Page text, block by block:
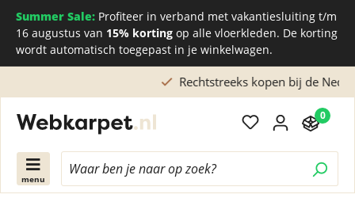
Summer Sale: Profiteer in verband met vakantiesluiting t/m
16 augustus van 15% korting op alle vloerkleden. De korting
wordt automatisch toegepast in je winkelwagen.
Rechtstreeks kopen bij de Nederlandse fabriek
menu
0